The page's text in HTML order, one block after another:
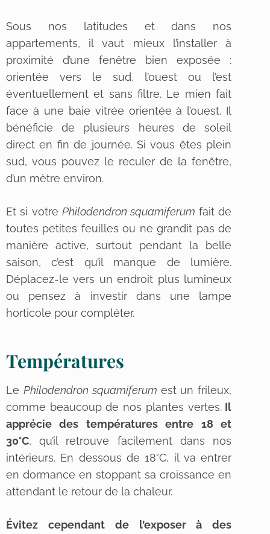
Sous nos latitudes et dans nos
appartements, il vaut mieux l’installer à
proximité d’une fenêtre bien exposée :
orientée vers le sud, l’ouest ou l’est
éventuellement et sans filtre. Le mien fait
face à une baie vitrée orientée à l’ouest. Il
bénéficie de plusieurs heures de soleil
direct en fin de journée. Si vous êtes plein
sud, vous pouvez le reculer de la fenêtre,
d’un mètre environ.
Et si votrePhilodendron squamiferum fait de
toutes petites feuilles ou ne grandit pas de
manière active, surtout pendant la belle
saison, c’est qu’il manque de lumière.
Déplacez-le vers un endroit plus lumineux
ou pensez à investir dans une lampe
horticole pour compléter.
Températures
Le Philodendron squamiferum est un frileux,
comme beaucoup de nos plantes vertes.Il
apprécie des températures entre 18 et
30°C, qu’il retrouve facilement dans nos
intérieurs. En dessous de 18°C, il va entrer
en dormance en stoppant sa croissance en
attendant le retour de la chaleur.
Évitez cependant de l’exposer à des